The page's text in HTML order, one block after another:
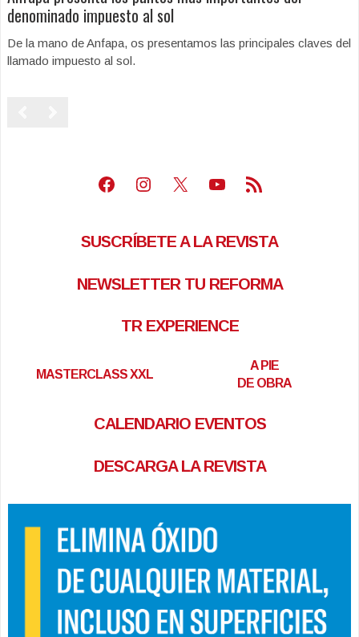
denominado impuesto al sol
De la mano de Anfapa, os presentamos las principales claves del
llamado impuesto al sol.
Facebook
Instagram
X Youtube
Feed RSS
SUSCRÍBETE A LA REVISTA
NEWSLETTER TU REFORMA
TR EXPERIENCE
MASTERCLASS XXL
A PIE
DE OBRA
CALENDARIO EVENTOS
DESCARGA LA REVISTA